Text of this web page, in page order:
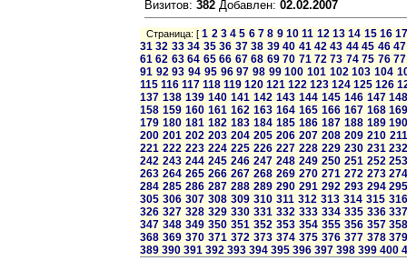
Визитов: 382 Добавлен: 02.02.2007
Страница: [1 2 3 4 5 6 7 8 9 10 11 12 13 14 15 16
31 32 33 34 35 36 37 38 39 40 41 42 43 44 45 46 47
61 62 63 64 65 66 67 68 69 70 71 72 73 74 75 76 77
91 92 93 94 95 96 97 98 99 100 101 102 103 104
115 116 117 118 119 120 121 122 123 124 125 126
137 138 139 140 141 142 143 144 145 146 147
158 159 160 161 162 163 164 165 166 167 168
179 180 181 182 183 184 185 186 187 188 189
200 201 202 203 204 205 206 207 208 209 210 211
221 222 223 224 225 226 227 228 229 230 231
242 243 244 245 246 247 248 249 250 251 252
263 264 265 266 267 268 269 270 271 272 273
284 285 286 287 288 289 290 291 292 293 294
305 306 307 308 309 310 311 312 313 314 315 316
326 327 328 329 330 331 332 333 334 335 336
347 348 349 350 351 352 353 354 355 356 357
368 369 370 371 372 373 374 375 376 377 378
389 390 391 392 393 394 395 396 397 398 399 400